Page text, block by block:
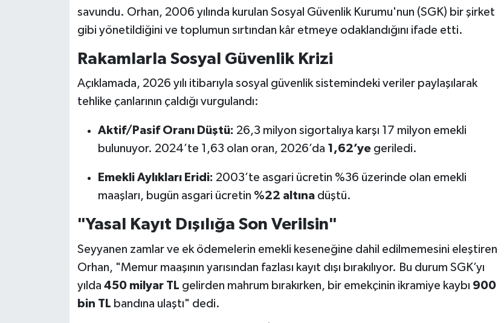
savundu. Orhan, 2006 yılında kurulan Sosyal Güvenlik Kurumu'nun (SGK) bir şirket
gibi yönetildiğini ve toplumun sırtından kâr etmeye odaklandığını ifade etti.
Rakamlarla Sosyal Güvenlik Krizi
Açıklamada, 2026 yılı itibarıyla sosyal güvenlik sistemindeki veriler paylaşılarak
tehlike çanlarının çaldığı vurgulandı:
Aktif/Pasif Oranı Düştü: 26,3 milyon sigortalıya karşı 17 milyon emekli
bulunuyor. 2024’te 1,63 olan oran, 2026’da 1,62’yegeriledi.
Emekli Aylıkları Eridi: 2003’te asgari ücretin %36 üzerinde olan emekli
maaşları, bugün asgari ücretin %22 altınadüştü.
"Yasal Kayıt Dışılığa Son Verilsin"
Seyyanen zamlar ve ek ödemelerin emekli keseneğine dahil edilmemesini eleştiren
Orhan, "Memur maaşının yarısından fazlası kayıt dışı bırakılıyor. Bu durum SGK’yı
yılda 450 milyar TL gelirden mahrum bırakırken, bir emekçinin ikramiye kaybı 900
bin TL bandına ulaştı" dedi.